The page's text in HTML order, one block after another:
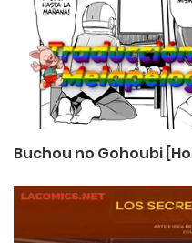
Buchou no Gohoubi